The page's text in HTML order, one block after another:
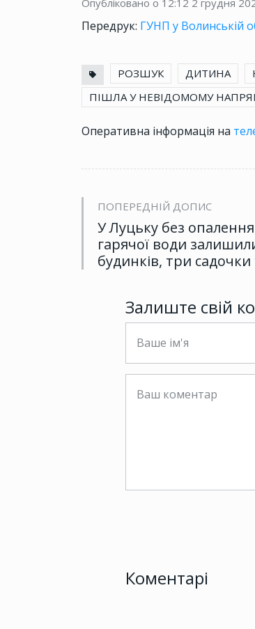
Передрук: ГУНП у Волинській
РОЗШУК ДИТИНА
ПІШЛА У НЕВІДОМОМУ
Оперативна інформація на
ПОПЕРЕДНІЙ ДОПИС
У Луцьку без
гарячої води
будинків, три
Залиште свій
Коментарі